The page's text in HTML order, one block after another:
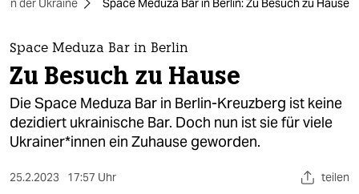
taz zahl ich
themen
politik
öko
in der Ukraine Space Meduza Bar in Berlin: Zu Besuch zu Hause
Space Meduza Bar in Berlin
Zu Besuch zu Hause
Die Space Meduza Bar in Berlin-Kreuzberg ist keine
dezidiert ukrainische Bar. Doch nun ist sie für viele
Ukrai­ne­r*in­nen ein Zuhause geworden.
25.2.2023 17:57 Uhr teilen